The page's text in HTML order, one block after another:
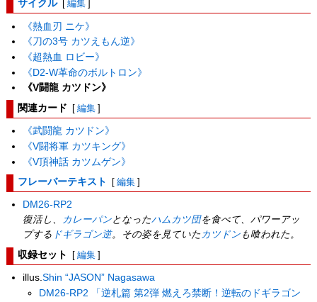
サイクル [ 編集 ]
《熱血刃 ニケ》
《刀の3号 カツえもん逆》
《超熱血 ロビー》
《D2-W革命のボルトロン》
《V闘龍 カツドン》
関連カード [ 編集 ]
《武闘龍 カツドン》
《V闘将軍 カツキング》
《V頂神話 カツムゲン》
フレーバーテキスト [ 編集 ]
DM26-RP2
復活し、
カレーパンとなったハムカツ団を食べて、パワーアッ
プする ドギラゴン逆。その姿を見ていた カツドン も喰われた。
収録セット [ 編集 ]
illus.Shin “JASON” Nagasawa
DM26-RP2 「逆札篇 第2弾 燃えろ禁断！逆転のドギラゴン